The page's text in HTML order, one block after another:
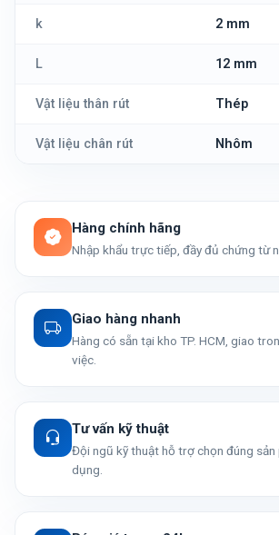
k 2 mm
L 12 mm
Vật liệu thân rút Thép
Vật liệu chân rút Nhôm
Hàng chính hãng
Nhập khẩu trực tiếp, đầy đủ chứng từ
Giao hàng nhanh
Hàng có sẵn tại kho TP. HCM, giao
việc.
Tư vấn kỹ thuật
Đội ngũ kỹ thuật hỗ trợ chọn đúng sản
dụng.